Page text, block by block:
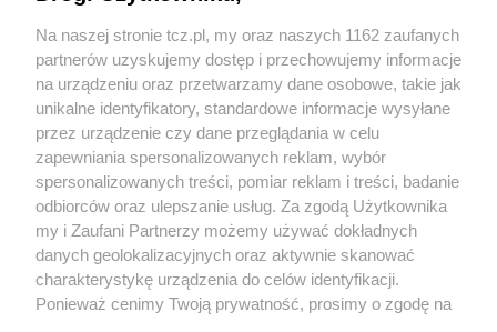
O FIRMIE POLITYKA PRYWATNOŚCI HOSTING
REKLAMA WSPÓŁPRACA RSS FACEBOOK KONTAKT
Nasze serwisy
Aktualności
Tcz24
Muzyka i kultura
Archiwum wydarzeń
Na naszej stronie tcz.pl, my oraz naszych 1162 zaufanych
partnerów uzyskujemy dostęp i przechowujemy informacje
na urządzeniu oraz przetwarzamy dane osobowe, takie jak
unikalne identyfikatory, standardowe informacje wysyłane
przez urządzenie czy dane przeglądania w celu
zapewniania spersonalizowanych reklam, wybór
spersonalizowanych treści, pomiar reklam i treści, badanie
odbiorców oraz ulepszanie usług. Za zgodą Użytkownika
my i Zaufani Partnerzy możemy używać dokładnych
danych geolokalizacyjnych oraz aktywnie skanować
charakterystykę urządzenia do celów identyfikacji.
Ponieważ cenimy Twoją prywatność, prosimy o zgodę na